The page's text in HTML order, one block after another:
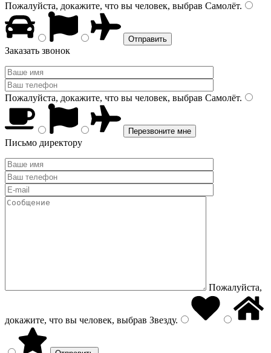
Пожалуйста, докажите, что вы человек, выбрав Самолёт.
Заказать звонок
Пожалуйста, докажите, что вы человек, выбрав Самолёт.
Письмо директору
Пожалуйста,
докажите, что вы человек, выбрав Звезду.